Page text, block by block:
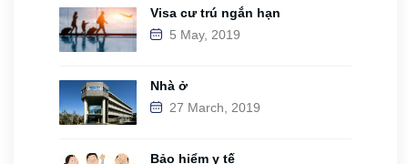
Visa cư trú ngắn hạn
5 May, 2019
Nhà ở
27 March, 2019
Bảo hiểm y tế